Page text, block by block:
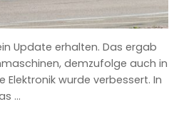
Update erhalten. Das ergab
demzufolge auch in
Elektronik wurde verbessert. In
…